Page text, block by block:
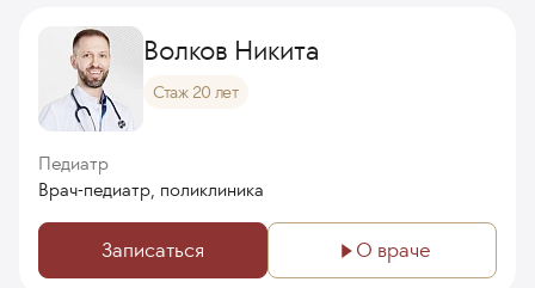
Волков Никита
Стаж 20 лет
Педиатр
Врач-педиатр, поликлиника
Записаться О враче